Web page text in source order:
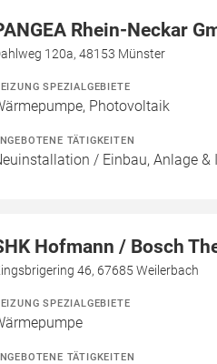
Rhein-Neckar
120a, 48153 Münster
SPEZIALGEBIETE
Photovoltaik
TÄTIGKEITEN
/ Einbau, Anlage &
Hofmann / Bosch
46, 67685 Weilerbach
SPEZIALGEBIETE
TÄTIGKEITEN